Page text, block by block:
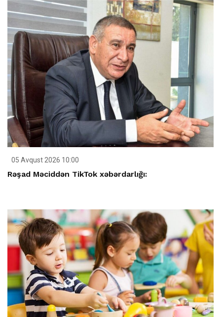
05 Avqust 2026 10:00
Rəşad Məciddən TikTok xəbərdarlığı: